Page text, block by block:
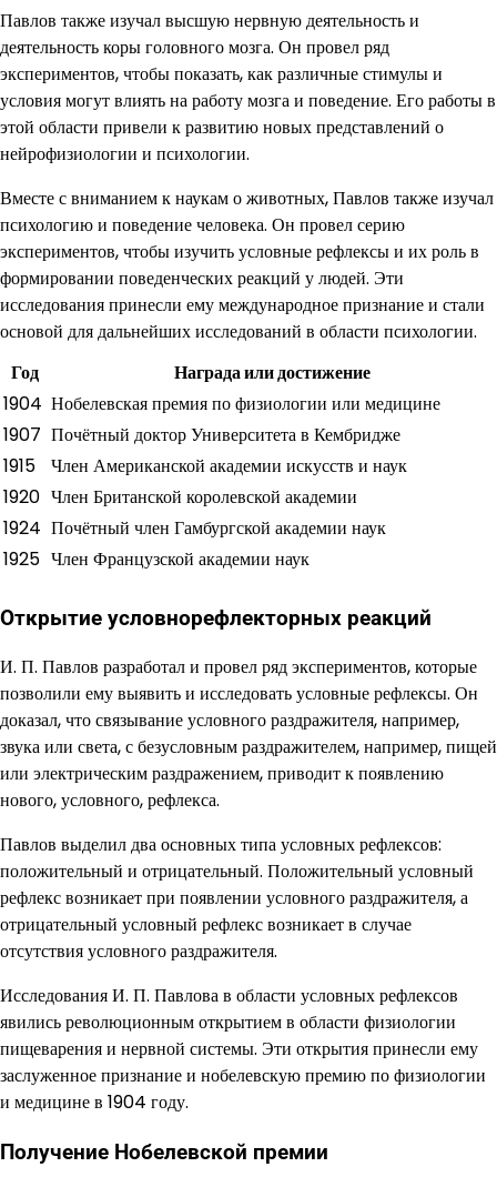
Павлов также изучал высшую нервную деятельность и
деятельность коры головного мозга. Он провел ряд
экспериментов, чтобы показать, как различные стимулы и
условия могут влиять на работу мозга и поведение. Его работы в
этой области привели к развитию новых представлений о
нейрофизиологии и психологии.
Вместе с вниманием к наукам о животных, Павлов также изучал
психологию и поведение человека. Он провел серию
экспериментов, чтобы изучить условные рефлексы и их роль в
формировании поведенческих реакций у людей. Эти
исследования принесли ему международное признание и стали
основой для дальнейших исследований в области психологии.
Год
Награда или достижение
1904 Нобелевская премия по физиологии или медицине
1907 Почётный доктор Университета в Кембридже
1915
Член Американской академии искусств и наук
1920 Член Британской королевской академии
1924 Почётный член Гамбургской академии наук
1925 Член Французской академии наук
Открытие условнорефлекторных реакций
И. П. Павлов разработал и провел ряд экспериментов, которые
позволили ему выявить и исследовать условные рефлексы. Он
доказал, что связывание условного раздражителя, например,
звука или света, с безусловным раздражителем, например, пищей
или электрическим раздражением, приводит к появлению
нового, условного, рефлекса.
Павлов выделил два основных типа условных рефлексов:
положительный и отрицательный. Положительный условный
рефлекс возникает при появлении условного раздражителя, а
отрицательный условный рефлекс возникает в случае
отсутствия условного раздражителя.
Исследования И. П. Павлова в области условных рефлексов
явились революционным открытием в области физиологии
пищеварения и нервной системы. Эти открытия принесли ему
заслуженное признание и нобелевскую премию по физиологии
и медицине в 1904 году.
Получение Нобелевской премии